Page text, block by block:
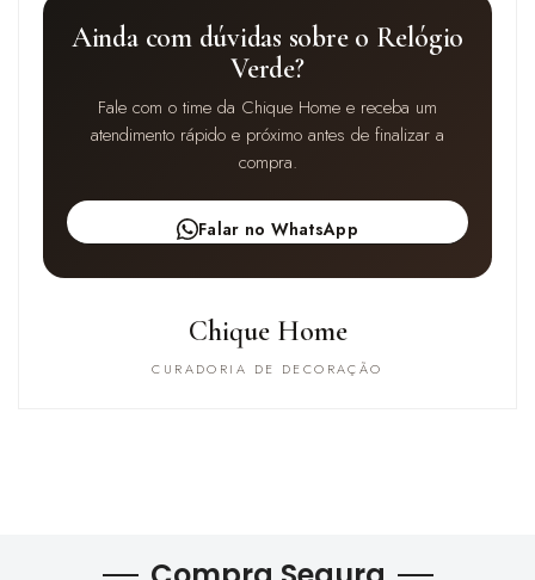
Ainda com dúvidas sobre o Relógio
Verde?
Fale com o time da Chique Home e receba um
atendimento rápido e próximo antes de finalizar a
compra.
Falar no WhatsApp
Chique Home
CURADORIA DE DECORAÇÃO